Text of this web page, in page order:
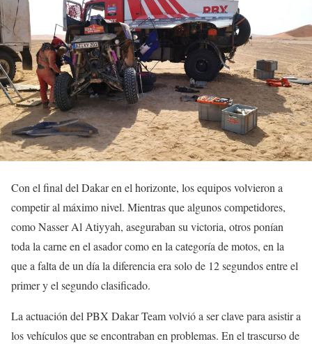
Con el final del Dakar en el horizonte, los equipos volvieron a
competir al máximo nivel. Mientras que algunos competidores,
como Nasser Al Atiyyah, aseguraban su victoria, otros ponían
toda la carne en el asador como en la categoría de motos, en la
que a falta de un día la diferencia era solo de 12 segundos entre el
primer y el segundo clasificado.
La actuación del PBX Dakar Team volvió a ser clave para asistir a
los vehículos que se encontraban en problemas. En el trascurso de